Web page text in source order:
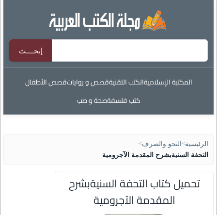
المكتبة الإسلاميةالكتب التقنيةقصص و رواياتقصص الأطفال
كتب فلسفةصحة و طب
الرئيسية> النحو والصرف>
التحفة السنيةبشرح المقدمة الآجرومية
تحميل كتاب التحفة السنيةبشرح
المقدمة الآجرومية